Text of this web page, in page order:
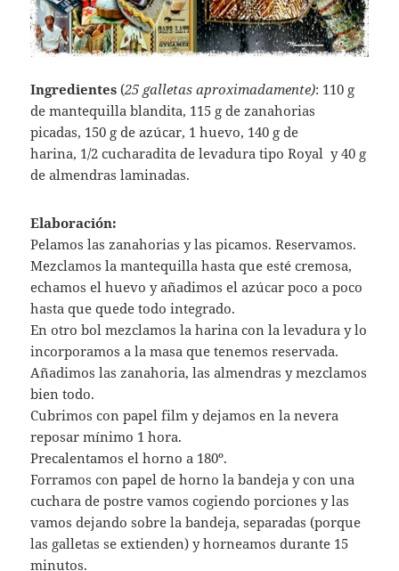
Ingredientes (25 galletas aproximadamente): 110 g
de mantequilla blandita, 115 g de zanahorias
picadas, 150 g de azúcar, 1 huevo, 140 g de
harina, 1/2 cucharadita de levadura tipo Royal y 40 g
de almendras laminadas.
Elaboración:
Pelamos las zanahorias y las picamos. Reservamos.
Mezclamos la mantequilla hasta que esté cremosa,
echamos el huevo y añadimos el azúcar poco a poco
hasta que quede todo integrado.
En otro bol mezclamos la harina con la levadura y lo
incorporamos a la masa que tenemos reservada.
Añadimos las zanahoria, las almendras y mezclamos
bien todo.
Cubrimos con papel film y dejamos en la nevera
reposar mínimo 1 hora.
Precalentamos el horno a 180º.
Forramos con papel de horno la bandeja y con una
cuchara de postre vamos cogiendo porciones y las
vamos dejando sobre la bandeja, separadas (porque
las galletas se extienden) y horneamos durante 15
minutos.